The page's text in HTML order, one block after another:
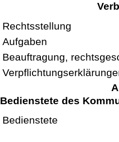
Rechtsstellung
Aufgaben
Beauftragung,
Bedienstete des
Bedienstete